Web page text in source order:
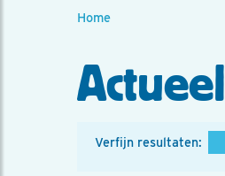
Home
Actueel
Verfijn resultaten: